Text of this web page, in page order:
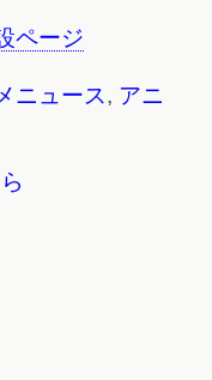
ページ
ニュース, アニ